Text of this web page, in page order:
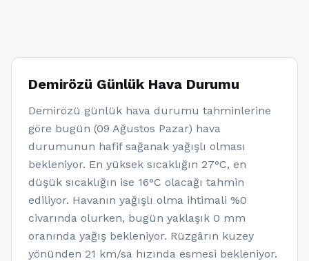
Demirözü Günlük Hava Durumu
Demirözü günlük hava durumu tahminlerine
göre bugün (09 Ağustos Pazar) hava
durumunun hafif sağanak yağışlı olması
bekleniyor. En yüksek sıcaklığın 27°C, en
düşük sıcaklığın ise 16°C olacağı tahmin
ediliyor. Havanın yağışlı olma ihtimali %0
civarında olurken, bugün yaklaşık 0 mm
oranında yağış bekleniyor. Rüzgârın kuzey
yönünden 21 km/sa hızında esmesi bekleniyor.